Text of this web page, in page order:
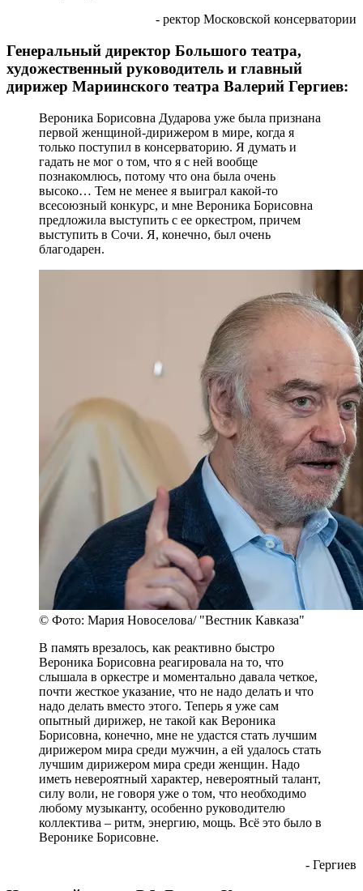
- ректор Московской консерватории
Генеральный директор Большого театра,
художественный руководитель и главный
дирижер Мариинского театра Валерий Гергиев:
Вероника Борисовна Дударова уже была признана
первой женщиной-дирижером в мире, когда я
только поступил в консерваторию. Я думать и
гадать не мог о том, что я с ней вообще
познакомлюсь, потому что она была очень
высоко… Тем не менее я выиграл какой-то
всесоюзный конкурс, и мне Вероника Борисовна
предложила выступить с ее оркестром, причем
выступить в Сочи. Я, конечно, был очень
благодарен.
© Фото: Мария Новоселова/ "Вестник Кавказа"
В память врезалось, как реактивно быстро
Вероника Борисовна реагировала на то, что
слышала в оркестре и моментально давала четкое,
почти жесткое указание, что не надо делать и что
надо делать вместо этого. Теперь я уже сам
опытный дирижер, не такой как Вероника
Борисовна, конечно, мне не удастся стать лучшим
дирижером мира среди мужчин, а ей удалось стать
лучшим дирижером мира среди женщин. Надо
иметь невероятный характер, невероятный талант,
силу воли, не говоря уже о том, что необходимо
любому музыканту, особенно руководителю
коллектива – ритм, энергию, мощь. Всё это было в
Веронике Борисовне.
- Гергиев